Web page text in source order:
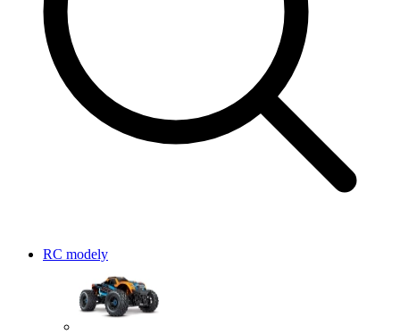
RC modely